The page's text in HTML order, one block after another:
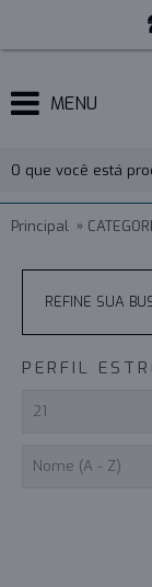
MENU
Principal
REFINE SUA
PERFIL